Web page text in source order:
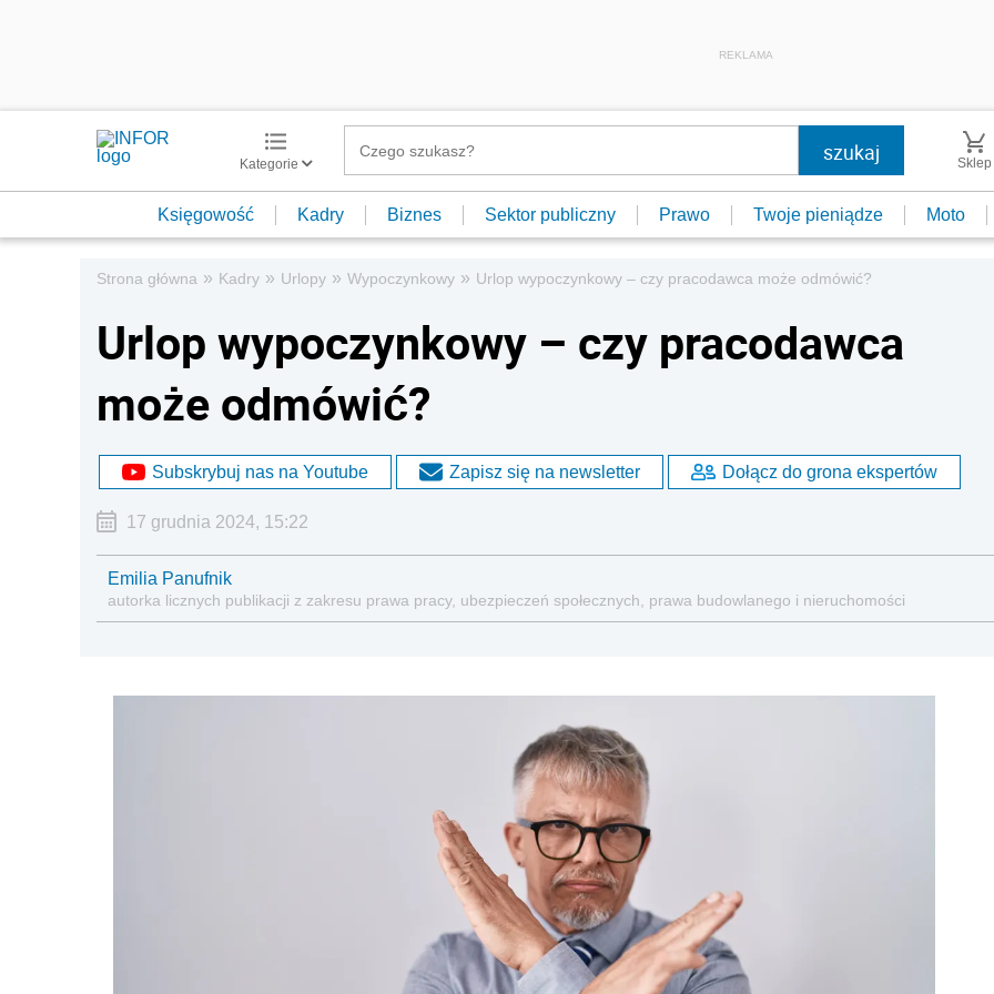
REKLAMA
Kategorie Sklep
Księgowość Kadry Biznes Sektor publiczny Prawo Twoje pieniądze Moto
Strona główna » Kadry » Urlopy » Wypoczynkowy » Urlop wypoczynkowy – czy pracodawca może odmówić?
Urlop wypoczynkowy – czy pracodawca
może odmówić?
Subskrybuj nas na Youtube Zapisz się na newsletter Dołącz do grona ekspertów
17 grudnia 2024, 15:22
Emilia Panufnik
autorka licznych publikacji z zakresu prawa pracy, ubezpieczeń społecznych, prawa budowlanego i nieruchomości